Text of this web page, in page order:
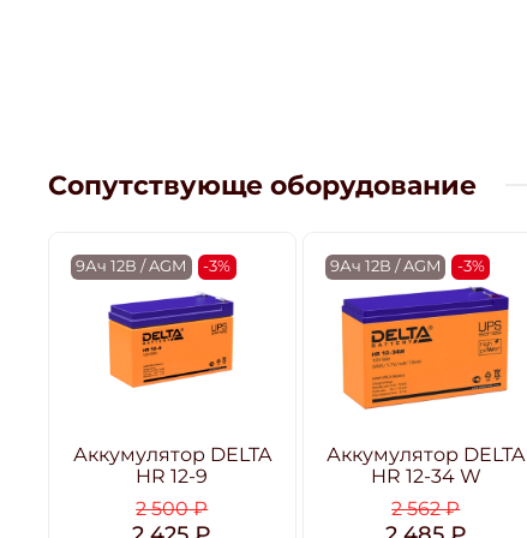
Сопутствующе оборудование
9Ач 12В / AGM -3%
Аккумулятор DELTA
HR 12-9
2 500 ₽
9Ач 12В / AGM -3%
Аккумулятор DELTA
HR 12-34 W
2 562 ₽